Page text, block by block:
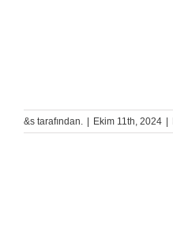
&s tarafından. Ekim 11th, 2024